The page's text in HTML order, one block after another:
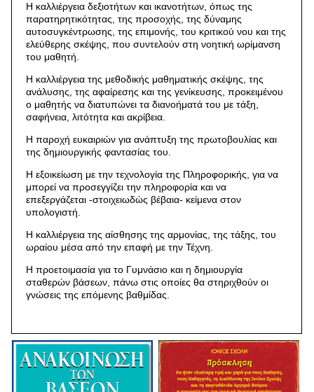
Η καλλιέργεια δεξιοτήτων και ικανοτήτων, όπως της
παρατηρητικότητας, της προσοχής, της δύναμης
αυτοσυγκέντρωσης, της επιμονής, του κριτικού νου και της
ελεύθερης σκέψης, που συντελούν στη νοητική ωρίμανση
του μαθητή.
Η καλλιέργεια της μεθοδικής μαθηματικής σκέψης, της
ανάλυσης, της αφαίρεσης και της γενίκευσης, προκειμένου
ο μαθητής να διατυπώνει τα διανοήματά του με τάξη,
σαφήνεια, λιτότητα και ακρίβεια.
Η παροχή ευκαιριών για ανάπτυξη της πρωτοβουλίας και
της δημιουργικής φαντασίας του.
Η εξοικείωση με την τεχνολογία της Πληροφορικής, για να
μπορεί να προσεγγίζει την πληροφορία και να
επεξεργάζεται -στοιχειωδώς βέβαια- κείμενα στον
υπολογιστή.
Η καλλιέργεια της αίσθησης της αρμονίας, της τάξης, του
ωραίου μέσα από την επαφή με την Τέχνη.
Η προετοιμασία για το Γυμνάσιο και η δημιουργία
σταθερών βάσεων, πάνω στις οποίες θα στηριχθούν οι
γνώσεις της επόμενης βαθμίδας.